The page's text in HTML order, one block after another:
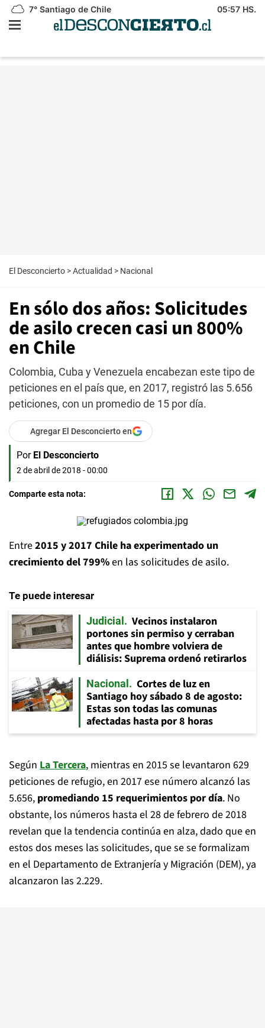
7° Santiago de Chile 05:57 HS.
El Desconcierto >Actualidad > Nacional
En sólo dos años: Solicitudes
de asilo crecen casi un 800%
en Chile
Colombia, Cuba y Venezuela encabezan este tipo de
peticiones en el país que, en 2017, registró las 5.656
peticiones, con un promedio de 15 por día.
Agregar El Desconcierto en
Por El Desconcierto
2 de abril de 2018 - 00:00
Comparte esta nota:
Entre2015 y 2017 Chile ha experimentado un
crecimiento del 799%en las solicitudes de asilo.
Te puede interesar
Judicial
Vecinos instalaron
portones sin permiso y cerraban
antes que hombre volviera de
diálisis: Suprema ordenó retirarlos
Nacional
Cortes de luz en
Santiago hoy sábado 8 de agosto:
Estas son todas las comunas
afectadas hasta por 8 horas
Según La Tercera, mientras en 2015 se levantaron 629
peticiones de refugio, en 2017 ese número alcanzó las
5.656, promediando 15 requerimientos por día. No
obstante, los números hasta el 28 de febrero de 2018
revelan que la tendencia continúa en alza, dado que en
estos dos meses las solicitudes, que se se formalizam
en el Departamento de Extranjería y Migración (DEM), ya
alcanzaron las 2.229.